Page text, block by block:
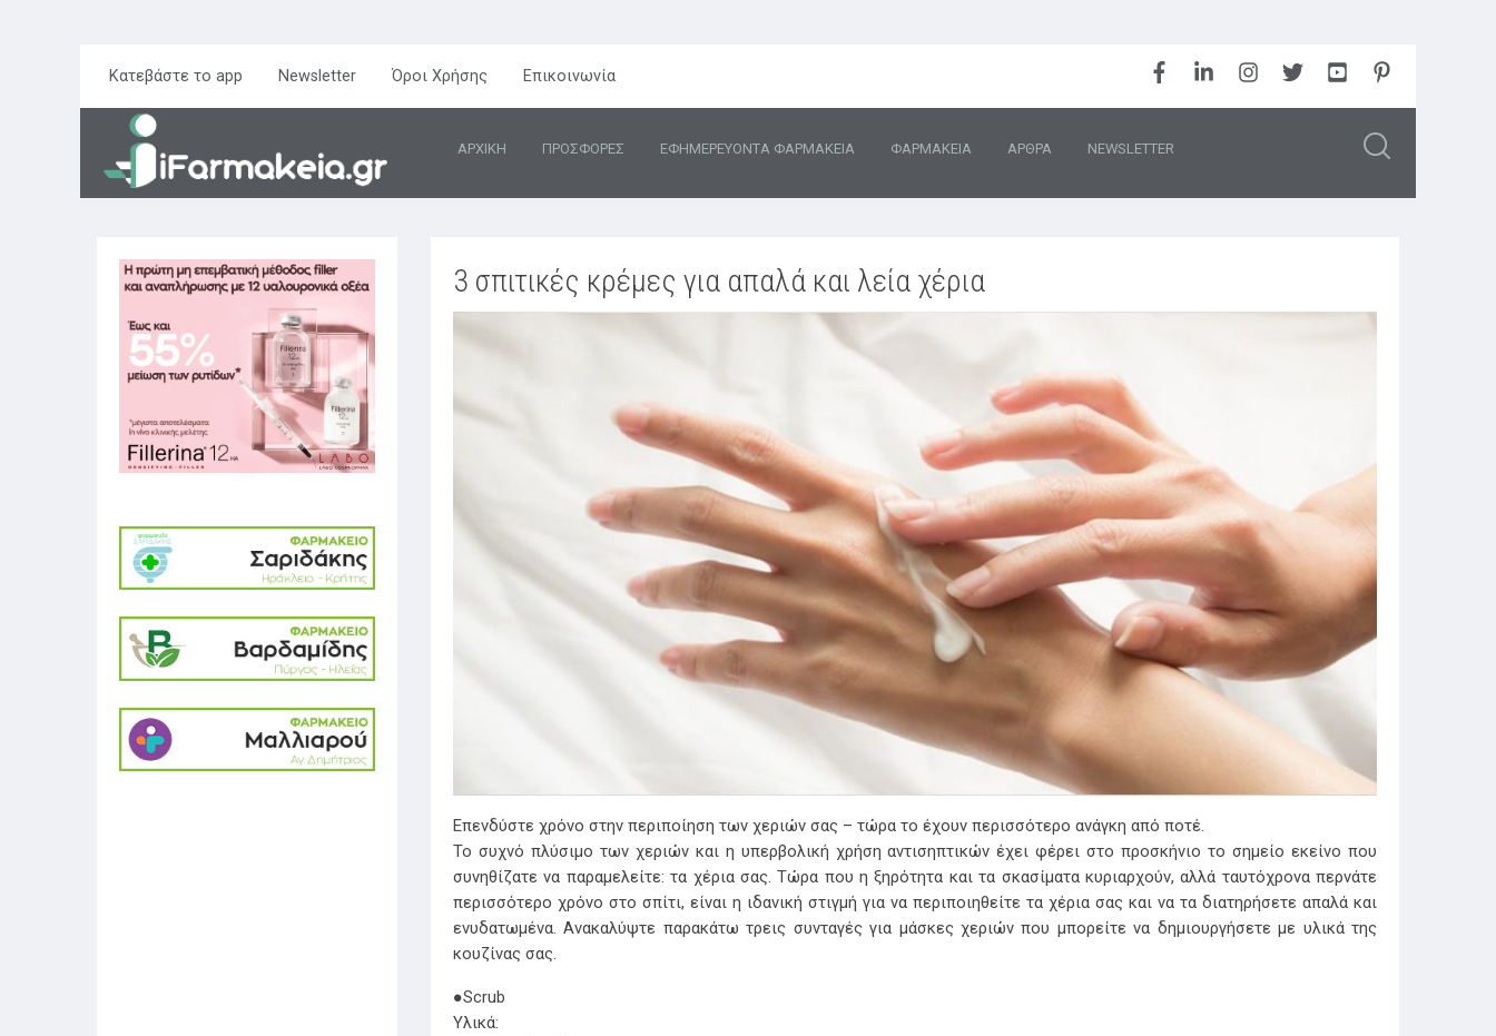
Κατεβάστε το app Newsletter Όροι Χρήσης Επικοινωνία
ΑΡΧΙΚΗ ΠΡΟΣΦΟΡΕΣ ΕΦΗΜΕΡΕΥΟΝΤΑ ΦΑΡΜΑΚΕΙΑ ΦΑΡΜΑΚΕΙΑ ΑΡΘΡΑ NEWSLETTER
3 σπιτικές κρέμες για απαλά και λεία χέρια
Επενδύστε χρόνο στην περιποίηση των χεριών σας – τώρα το έχουν περισσότερο ανάγκη από ποτέ.
Το συχνό πλύσιμο των χεριών και η υπερβολική χρήση αντισηπτικών έχει φέρει στο προσκήνιο το σημείο εκείνο που
συνηθίζατε να παραμελείτε: τα χέρια σας. Τώρα που η ξηρότητα και τα σκασίματα κυριαρχούν, αλλά ταυτόχρονα περνάτε
περισσότερο χρόνο στο σπίτι, είναι η ιδανική στιγμή για να περιποιηθείτε τα χέρια σας και να τα διατηρήσετε απαλά και
ενυδατωμένα. Ανακαλύψτε παρακάτω τρεις συνταγές για μάσκες χεριών που μπορείτε να δημιουργήσετε με υλικά της
κουζίνας σας.
●Scrub
Υλικά: